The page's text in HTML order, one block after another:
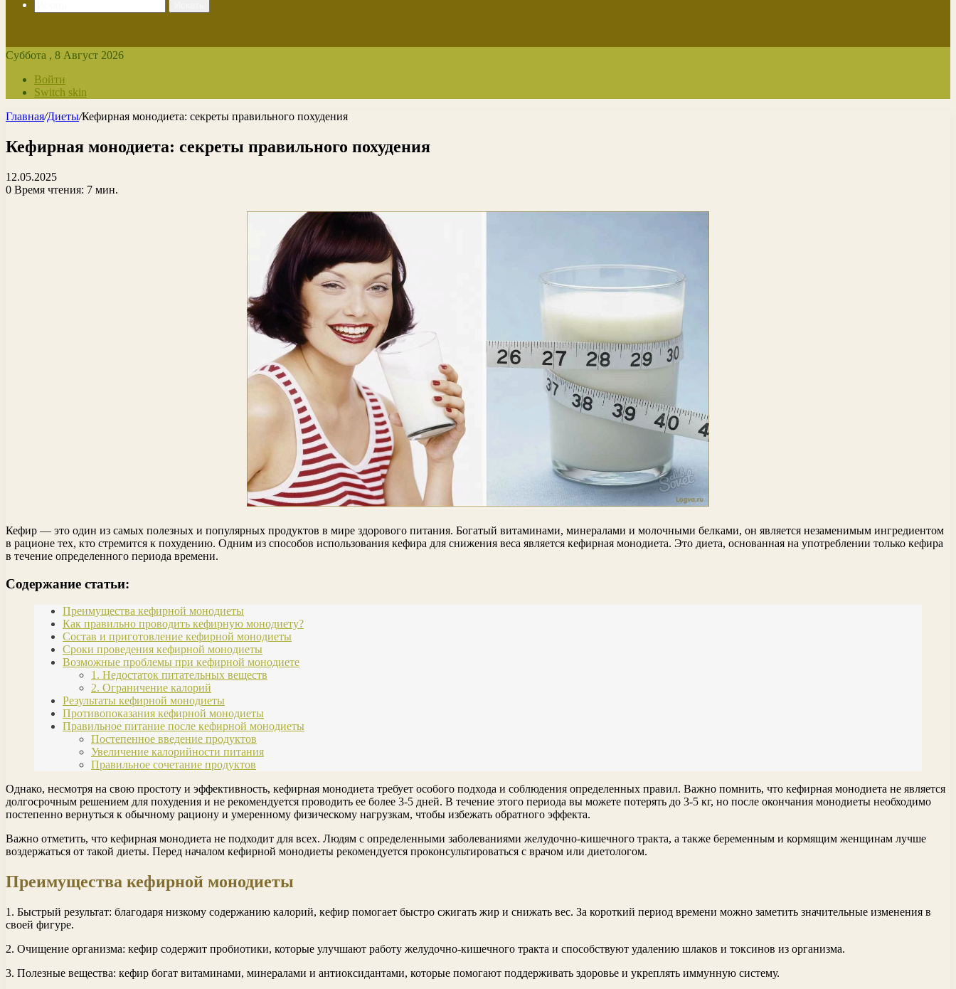
Суббота , 8 Август 2026
Войти
Switch skin
Главная/Диеты/Кефирная монодиета: секреты правильного похудения
Кефирная монодиета: секреты правильного похудения
12.05.2025
0 Время чтения: 7 мин.
Кефир — это один из самых полезных и популярных продуктов в мире здорового питания. Богатый витаминами, минералами и молочными белками, он является незаменимым ингредиентом
в рационе тех, кто стремится к похудению. Одним из способов использования кефира для снижения веса является кефирная монодиета. Это диета, основанная на употреблении только кефира
в течение определенного периода времени.
Содержание статьи:
Преимущества кефирной монодиеты
Как правильно проводить кефирную монодиету?
Состав и приготовление кефирной монодиеты
Сроки проведения кефирной монодиеты
Возможные проблемы при кефирной монодиете
1. Недостаток питательных веществ
2. Ограничение калорий
Результаты кефирной монодиеты
Противопоказания кефирной монодиеты
Правильное питание после кефирной монодиеты
Постепенное введение продуктов
Увеличение калорийности питания
Правильное сочетание продуктов
Однако, несмотря на свою простоту и эффективность, кефирная монодиета требует особого подхода и соблюдения определенных правил. Важно помнить, что кефирная монодиета не является
долгосрочным решением для похудения и не рекомендуется проводить ее более 3-5 дней. В течение этого периода вы можете потерять до 3-5 кг, но после окончания монодиеты необходимо
постепенно вернуться к обычному рациону и умеренному физическому нагрузкам, чтобы избежать обратного эффекта.
Важно отметить, что кефирная монодиета не подходит для всех. Людям с определенными заболеваниями желудочно-кишечного тракта, а также беременным и кормящим женщинам лучше
воздержаться от такой диеты. Перед началом кефирной монодиеты рекомендуется проконсультироваться с врачом или диетологом.
Преимущества кефирной монодиеты
1. Быстрый результат: благодаря низкому содержанию калорий, кефир помогает быстро сжигать жир и снижать вес. За короткий период времени можно заметить значительные изменения в
своей фигуре.
2. Очищение организма: кефир содержит пробиотики, которые улучшают работу желудочно-кишечного тракта и способствуют удалению шлаков и токсинов из организма.
3. Полезные вещества: кефир богат витаминами, минералами и антиоксидантами, которые помогают поддерживать здоровье и укреплять иммунную систему.